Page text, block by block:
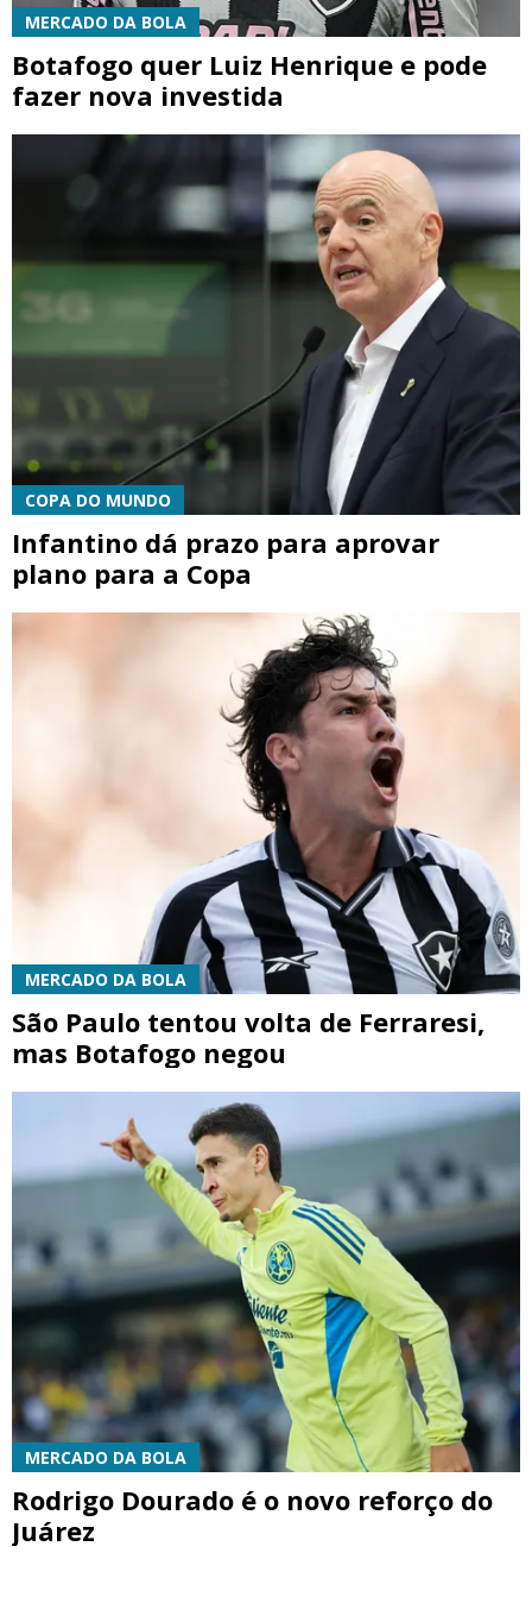
MERCADO DA BOLA
Botafogo quer Luiz Henrique e pode
fazer nova investida
COPA DO MUNDO
Infantino dá prazo para aprovar
plano para a Copa
MERCADO DA BOLA
São Paulo tentou volta de Ferraresi,
mas Botafogo negou
MERCADO DA BOLA
Rodrigo Dourado é o novo reforço do
Juárez